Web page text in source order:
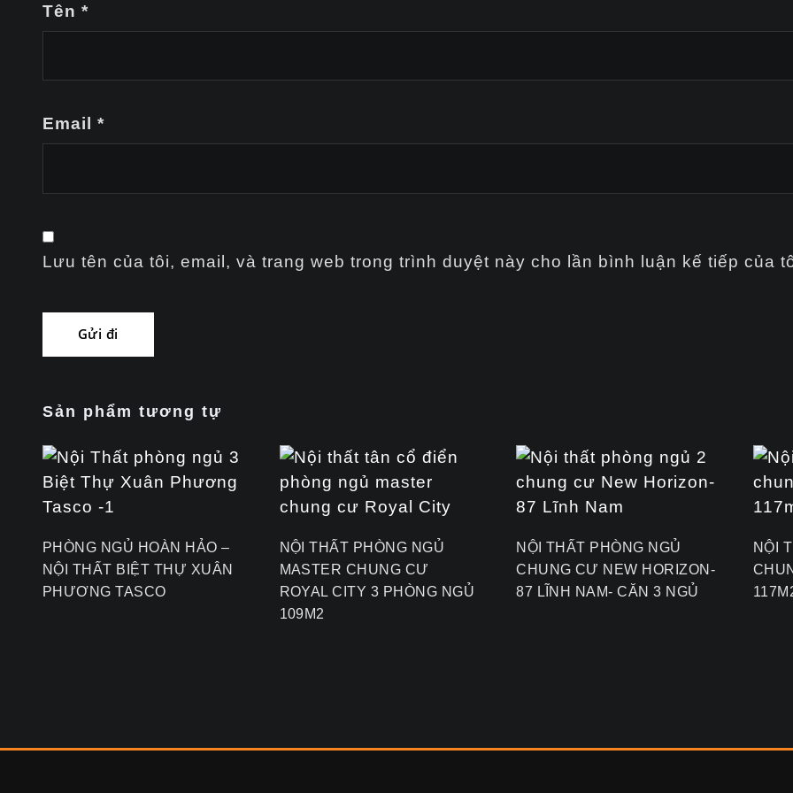
Tên *
Email *
Lưu tên của tôi, email, và trang web trong trình duyệt này cho lần bình luận kế tiếp của
Sản phẩm tương tự
PHÒNG NGỦ HOÀN HẢO –
NỘI THẤT BIỆT THỰ XUÂN
PHƯƠNG TASCO
NỘI THẤT PHÒNG NGỦ
MASTER CHUNG CƯ
ROYAL CITY 3 PHÒNG NGỦ
109M2
NỘI THẤT PHÒNG NGỦ
CHUNG CƯ NEW HORIZON-
87 LĨNH NAM- CĂN 3 NGỦ
NỘI